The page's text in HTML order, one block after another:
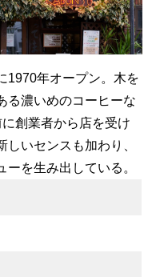
1970年オープン。木を
る濃いめのコーヒーな
創業者から店を受け
いセンスも加わり、
を生み出している。